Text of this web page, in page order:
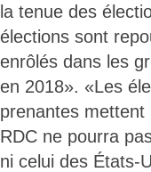
la tenue des
élections sont
enrôlés dans les
en 2018». «Les
prenantes mettent
RDC ne pourra
ni celui des États-